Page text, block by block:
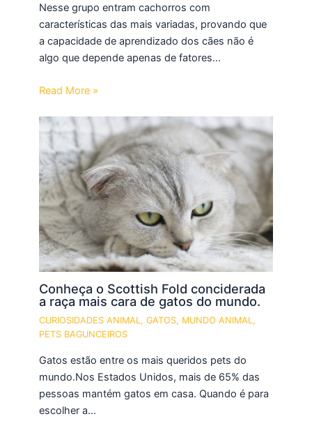
Nesse grupo entram cachorros com
características das mais variadas, provando que
a capacidade de aprendizado dos cães não é
algo que depende apenas de fatores…
Read More »
Conheça o Scottish Fold conciderada
a raça mais cara de gatos do mundo.
CURIOSIDADES ANIMAL,GATOS, MUNDO ANIMAL,
PETS BAGUNCEIROS
Gatos estão entre os mais queridos pets do
mundo.Nos Estados Unidos, mais de 65% das
pessoas mantém gatos em casa. Quando é para
escolher a…